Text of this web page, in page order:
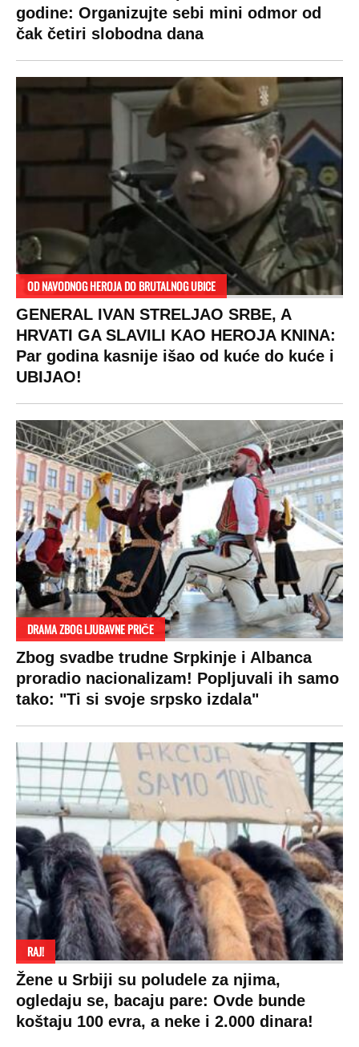
godine: Organizujte sebi mini odmor od
čak četiri slobodna dana
OD NAVODNOG HEROJA DO BRUTALNOG UBICE
GENERAL IVAN STRELJAO SRBE, A
HRVATI GA SLAVILI KAO HEROJA KNINA:
Par godina kasnije išao od kuće do kuće i
UBIJAO!
DRAMA ZBOG LJUBAVNE PRIČE
Zbog svadbe trudne Srpkinje i Albanca
proradio nacionalizam! Popljuvali ih samo
tako: "Ti si svoje srpsko izdala"
RAJ!
Žene u Srbiji su poludele za njima,
ogledaju se, bacaju pare: Ovde bunde
koštaju 100 evra, a neke i 2.000 dinara!